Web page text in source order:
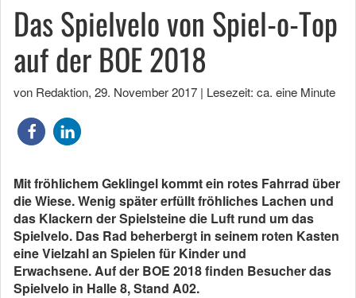
Das Spielvelo von Spiel-o-Top
auf der BOE 2018
von Redaktion, 29. November 2017 | Lesezeit: ca. eine Minute
Mit fröhlichem Geklingel kommt ein rotes Fahrrad über
die Wiese. Wenig später erfüllt fröhliches Lachen und
das Klackern der Spielsteine die Luft rund um das
Spielvelo. Das Rad beherbergt in seinem roten Kasten
eine Vielzahl an Spielen für Kinder und
Erwachsene. Auf der BOE 2018 finden Besucher das
Spielvelo in Halle 8, Stand A02.